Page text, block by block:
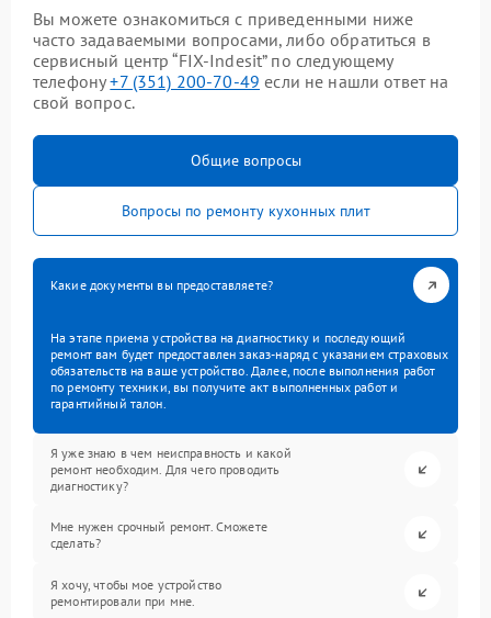
Вы можете ознакомиться с приведенными ниже
часто задаваемыми вопросами, либо обратиться в
сервисный центр “FIX-Indesit” по следующему
телефону+7 (351) 200-70-49 если не нашли ответ на
свой вопрос.
Общие вопросы
Вопросы по ремонту кухонных плит
Какие документы вы предоставляете?
На этапе приема устройства на диагностику и последующий
ремонт вам будет предоставлен заказ-наряд с указанием страховых
обязательств на ваше устройство. Далее, после выполнения работ
по ремонту техники, вы получите акт выполненных работ и
гарантийный талон.
Я уже знаю в чем неисправность и какой
ремонт необходим. Для чего проводить
диагностику?
Мне нужен срочный ремонт. Сможете
сделать?
Я хочу, чтобы мое устройство
ремонтировали при мне.